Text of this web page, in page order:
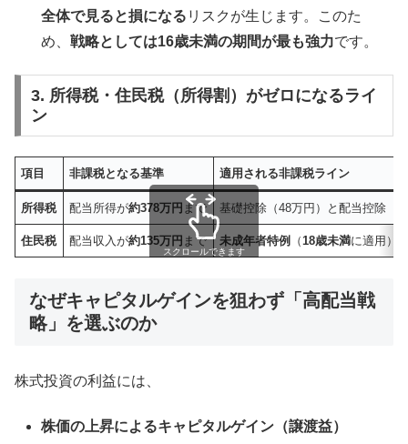
全体で見ると損になる リスクが生じます。このた
め、戦略としては16歳未満の期間が最も強力です。
3. 所得税・住民税（所得割）がゼロになるライ
ン
項目 非課税となる基準 適用される非課税ライン
所得税 配当所得が約378万円 まで 基礎控除（48万円）と配当控除（
住民税 配当収入が約135万円 まで 未成年者特例 （18歳未満に適用）
スクロールできます
なぜキャピタルゲインを狙わず「高配当戦
略」を選ぶのか
株式投資の利益には、
株価の上昇によるキャピタルゲイン（譲渡益）